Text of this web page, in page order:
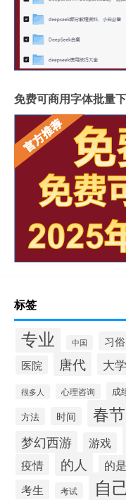
免费可商用字体批量
标签
专业 中国 习俗
医院
唐代 大学
很多人 心理咨询 成
方法
时间 春节
梦幻西游 游戏
疫情 的人 的是
考生 考试 自